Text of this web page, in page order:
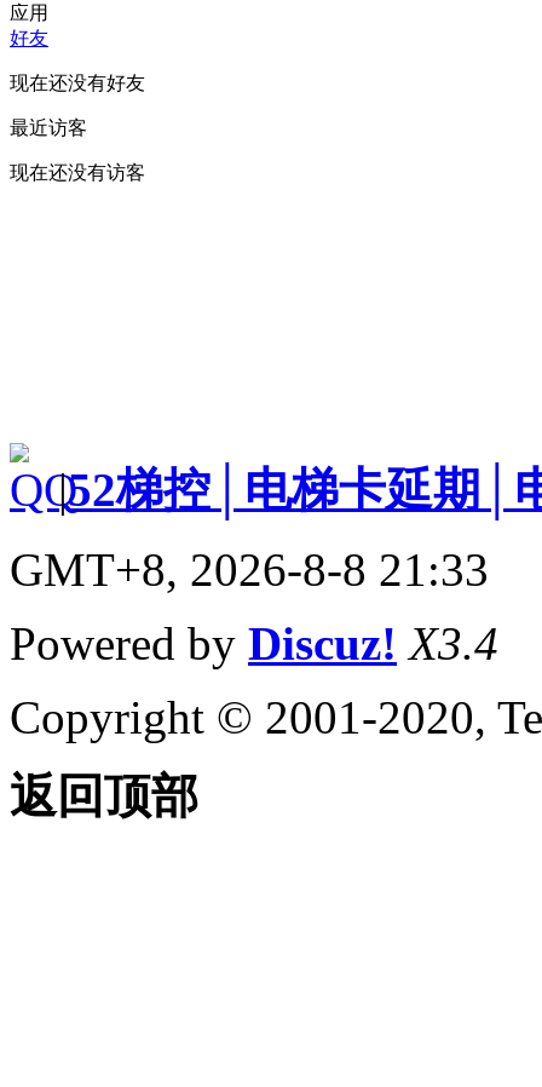
应用
好友
现在还没有好友
最近访客
现在还没有访客
|52梯控│电梯卡延期│
GMT+8, 2026-8-8 21:33
Powered by Discuz! X3.4
Copyright © 2001-2020,
返回顶部